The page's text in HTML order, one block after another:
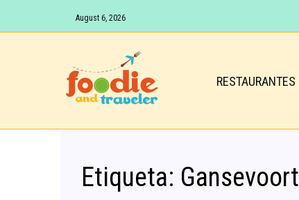
August 6, 2026
RESTAURANTES
Etiqueta: Gansevoort